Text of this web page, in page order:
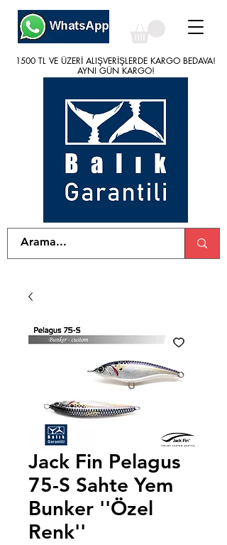
1500 TL VE ÜZERİ ALIŞVERİŞLERDE KARGO BEDAVA!
AYNI GÜN KARGO!
1500 TL VE ÜZERİ ALIŞVERİŞLERDE KARGO BEDAVA!
AYNI GÜN KARGO!
Jack Fin Pelagus
75-S Sahte Yem
Bunker ''Özel
Renk''